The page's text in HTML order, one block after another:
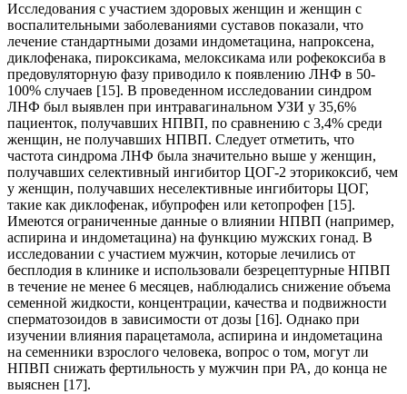
Исследования с участием здоровых женщин и женщин с
воспалительными заболеваниями суставов показали, что
лечение стандартными дозами индометацина, напроксена,
диклофенака, пироксикама, мелоксикама или рофекоксиба в
предовуляторную фазу приводило к появлению ЛНФ в 50-
100% случаев [15]. В проведенном исследовании синдром
ЛНФ был выявлен при интравагинальном УЗИ у 35,6%
пациенток, получавших НПВП, по сравнению с 3,4% среди
женщин, не получавших НПВП. Следует отметить, что
частота синдрома ЛНФ была значительно выше у женщин,
получавших селективный ингибитор ЦОГ-2 эторикоксиб, чем
у женщин, получавших неселективные ингибиторы ЦОГ,
такие как диклофенак, ибупрофен или кетопрофен [15].
Имеются ограниченные данные о влиянии НПВП (например,
аспирина и индометацина) на функцию мужских гонад. В
исследовании с участием мужчин, которые лечились от
бесплодия в клинике и использовали безрецептурные НПВП
в течение не менее 6 месяцев, наблюдались снижение объема
семенной жидкости, концентрации, качества и подвижности
сперматозоидов в зависимости от дозы [16]. Однако при
изучении влияния парацетамола, аспирина и индометацина
на семенники взрослого человека, вопрос о том, могут ли
НПВП снижать фертильность у мужчин при РА, до конца не
выяснен [17].